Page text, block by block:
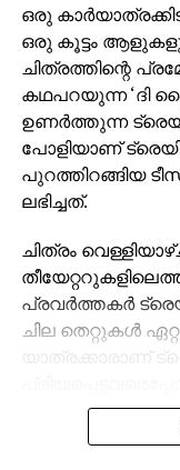
ഒരു
ഒരു കൂട്ടം
ചിത്രത്തിന്റെ
കഥപറയുന്ന ‘ദി
ഉണര്‍ത്തുന്ന
പോളിയാണ്
പുറത്തിറങ്ങിയ
ലഭിച്ചത്.
ചിത്രം
പ്രവര്‍ത്തകര്‍
ചില തെറ്റുകള്‍
യാത്രക്കാരാണ്
അജ്ഞാതനായ
രംഗങ്ങളാണ്